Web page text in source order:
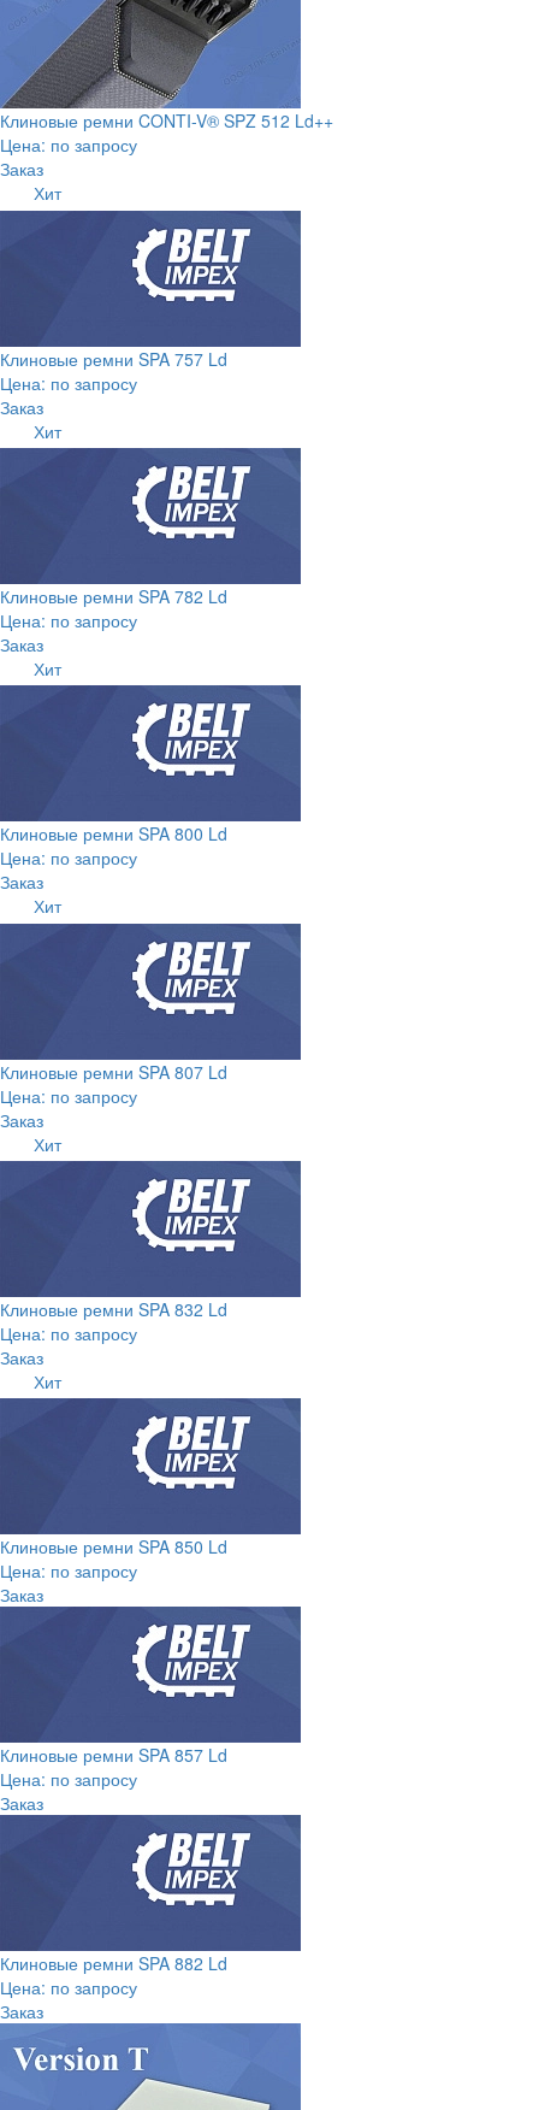
Клиновые ремни CONTI-V® SPZ 512 Ld++
Цена: по запросу
Заказ
Хит
Клиновые ремни SPA 757 Ld
Цена: по запросу
Заказ
Хит
Клиновые ремни SPA 782 Ld
Цена: по запросу
Заказ
Хит
Клиновые ремни SPA 800 Ld
Цена: по запросу
Заказ
Хит
Клиновые ремни SPA 807 Ld
Цена: по запросу
Заказ
Хит
Клиновые ремни SPA 832 Ld
Цена: по запросу
Заказ
Хит
Клиновые ремни SPA 850 Ld
Цена: по запросу
Заказ
Клиновые ремни SPA 857 Ld
Цена: по запросу
Заказ
Клиновые ремни SPA 882 Ld
Цена: по запросу
Заказ